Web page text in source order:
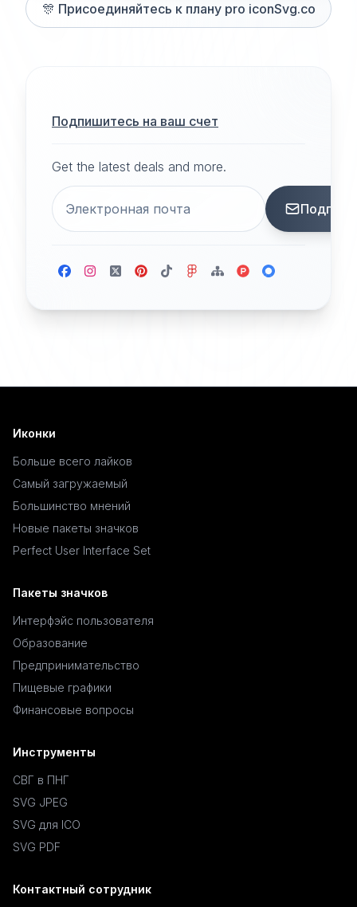
🎊 Присоединяйтесь к плану pro iconSvg.co
Подпишитесь на ваш счет
Get the latest deals and more.
Иконки
Больше всего лайков
Самый загружаемый
Большинство мнений
Новые пакеты значков
Perfect User Interface Set
Пакеты значков
Интерфэйс пользователя
Образование
Предпринимательство
Пищевые графики
Финансовые вопросы
Инструменты
СВГ в ПНГ
SVG JPEG
SVG для ICO
SVG PDF
Контактный сотрудник